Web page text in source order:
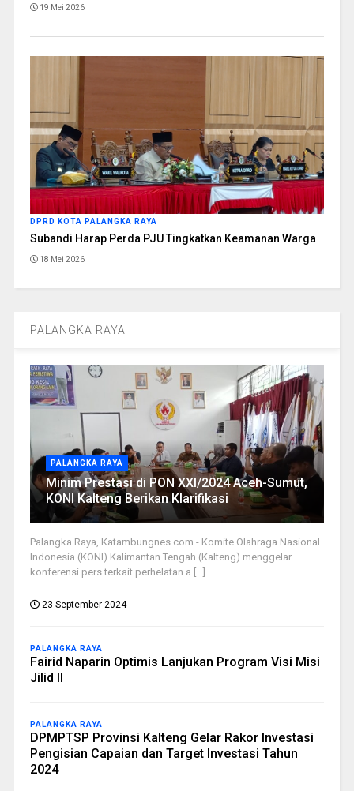
19 Mei 2026
DPRD KOTA PALANGKA RAYA
Subandi Harap Perda PJU Tingkatkan Keamanan Warga
18 Mei 2026
PALANGKA RAYA
PALANGKA RAYA
Minim Prestasi di PON XXI/2024 Aceh-Sumut,
KONI Kalteng Berikan Klarifikasi
Palangka Raya, Katambungnes.com - Komite Olahraga Nasional
Indonesia (KONI) Kalimantan Tengah (Kalteng) menggelar
konferensi pers terkait perhelatan a [...]
23 September 2024
PALANGKA RAYA
Fairid Naparin Optimis Lanjukan Program Visi Misi
Jilid II
PALANGKA RAYA
DPMPTSP Provinsi Kalteng Gelar Rakor Investasi
Pengisian Capaian dan Target Investasi Tahun
2024